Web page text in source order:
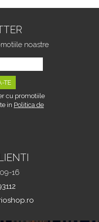
si filtrare prin
de reglare debit,
LED, Adaptor
priza, Capacitate
noastre
cu promotiile
in Politica de
16